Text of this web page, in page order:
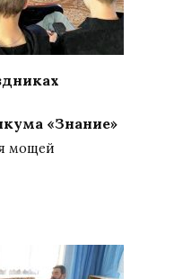
«Знание»
мощей